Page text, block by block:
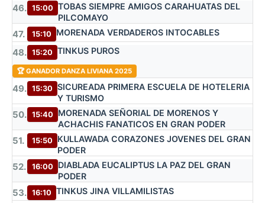
46. 15:00 TOBAS SIEMPRE AMIGOS CARAHUATAS DEL
PILCOMAYO
47. 15:10 MORENADA VERDADEROS INTOCABLES
48. 15:20 TINKUS PUROS
🏆 GANADOR DANZA LIVIANA 2025
49. 15:30 SICUREADA PRIMERA ESCUELA DE HOTELERIA
Y TURISMO
50. 15:40
MORENADA SEÑORIAL DE MORENOS Y
ACHACHIS FANATICOS EN GRAN PODER
51. 15:50
KULLAWADA CORAZONES JOVENES DEL GRAN
PODER
52. 16:00
DIABLADA EUCALIPTUS LA PAZ DEL GRAN
PODER
53. 16:10 TINKUS JINA VILLAMILISTAS